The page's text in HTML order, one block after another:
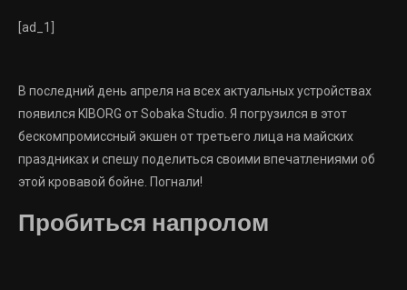
[ad_1]
В последний день апреля на всех актуальных устройствах
появился KIBORG от Sobaka Studio. Я погрузился в этот
бескомпромиссный экшен от третьего лица на майских
праздниках и спешу поделиться своими впечатлениями об
этой кровавой бойне. Погнали!
Пробиться напролом